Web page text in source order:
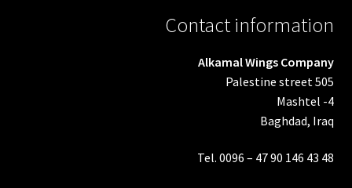
Contact information
Alkamal Wings Company
Palestine street 505
Mashtel -4
Baghdad, Iraq
Tel. 0096 – 47 90 146 43 48